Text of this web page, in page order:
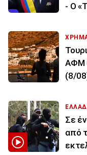
- Ο
ΑΦΜ
(8/
Σε
από